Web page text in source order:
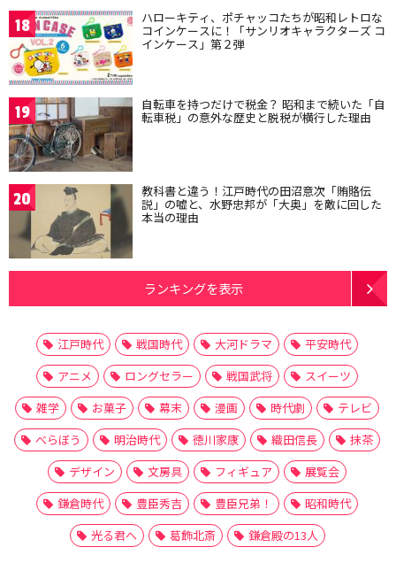
18 ハローキティ、ポチャッコたちが昭和レトロな
コインケースに！「サンリオキャラクターズ コ
インケース」第２弾
19 自転車を持つだけで税金？ 昭和まで続いた「自
転車税」の意外な歴史と脱税が横行した理由
20 教科書と違う！江戸時代の田沼意次「賄賂伝
説」の嘘と、水野忠邦が「大奥」を敵に回した
本当の理由
ランキングを表示
江戸時代 戦国時代 大河ドラマ
平安時代
アニメ
ロングセラー 戦国武将
スイーツ
雑学
お菓子 幕末 漫画 時代劇
テレビ
べらぼう
明治時代 徳川家康 織田信長
抹茶
デザイン
文房具 フィギュア
展覧会
鎌倉時代
豊臣秀吉 豊臣兄弟！
昭和時代
光る君へ
葛飾北斎 鎌倉殿の13人